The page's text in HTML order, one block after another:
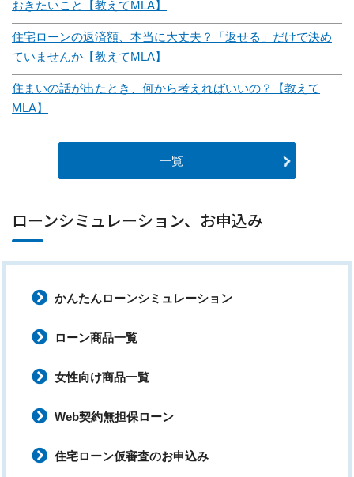
おきたいこと【教えてMLA】
住宅ローンの返済額、本当に大丈夫？「返せる」だけで決め
ていませんか【教えてMLA】
住まいの話が出たとき、何から考えればいいの？【教えて
MLA】
一覧
ローンシミュレーション、お申込み
かんたんローンシミュレーション
ローン商品一覧
女性向け商品一覧
Web契約無担保ローン
住宅ローン仮審査のお申込み